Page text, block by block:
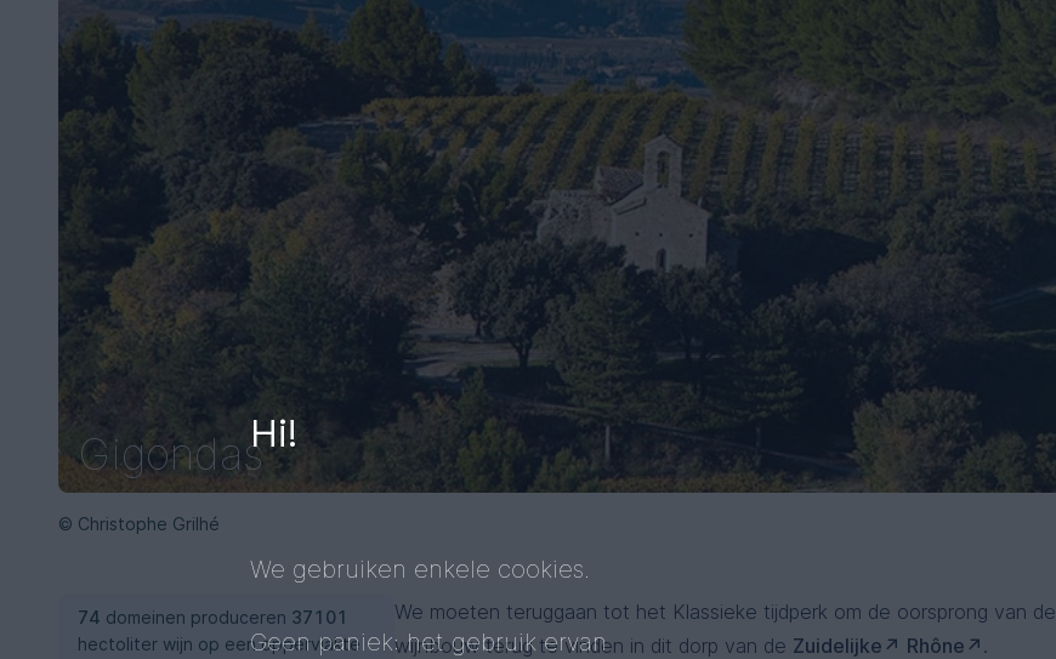
Gigondas
© Christophe Grilhé
74 domeinen produceren 37101
hectoliter wijn op een oppervlakte
We moeten teruggaan tot het Klassieke tijdperk om de oorsprong van de
wijnbouw terug te vinden in dit dorp van de Zuidelijke Rhône
.
Hi!
We gebruiken enkele cookies.
Geen paniek: het gebruik ervan